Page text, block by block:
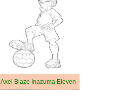
Axel Blaze Inazuma Eleven